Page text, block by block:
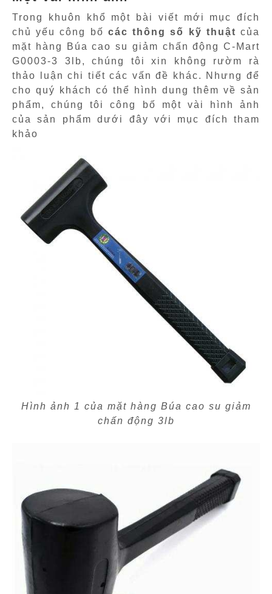
Trong khuôn khổ một bài viết mới mục đích
chủ yếu công bố các thông số kỹ thuật của
mặt hàng Búa cao su giảm chấn động C-Mart
G0003-3 3lb, chúng tôi xin không rườm rà
thảo luận chi tiết các vấn đề khác. Nhưng để
cho quý khách có thể hình dung thêm về sản
phẩm, chúng tôi công bố một vài hình ảnh
của sản phẩm dưới đây với mục đích tham
khảo
Hình ảnh 1 của mặt hàng Búa cao su giảm
chấn động 3lb